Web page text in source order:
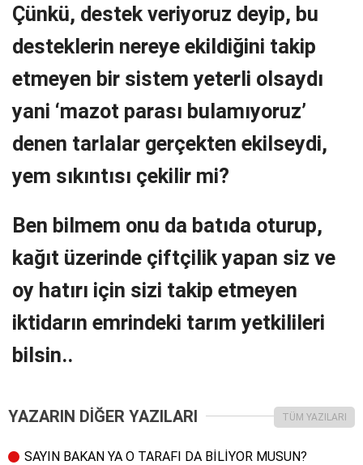
Çünkü, destek veriyoruz deyip, bu
desteklerin nereye ekildiğini takip
etmeyen bir sistem yeterli olsaydı
yani ‘mazot parası bulamıyoruz’
denen tarlalar gerçekten ekilseydi,
yem sıkıntısı çekilir mi?
Ben bilmem onu da batıda oturup,
kağıt üzerinde çiftçilik yapan siz ve
oy hatırı için sizi takip etmeyen
iktidarın emrindeki tarım yetkilileri
bilsin..
YAZARIN DİĞER YAZILARI TÜM YAZILARI
SAYIN BAKAN YA O TARAFI DA BİLİYOR MUSUN?